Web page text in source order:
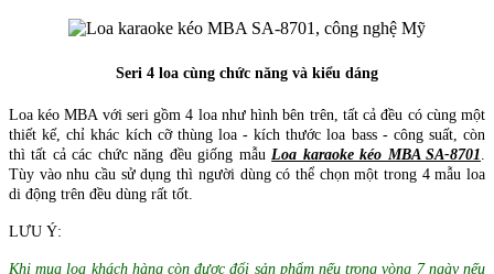
Seri 4 loa cùng chức năng và kiểu dáng
Loa kéo MBA với seri gồm 4 loa như hình bên trên, tất cả đều có cùng một
thiết kế, chỉ khác kích cỡ thùng loa - kích thước loa bass - công suất, còn
thì tất cả các chức năng đều giống mẫu Loa karaoke kéo MBA SA-8701
Tùy vào nhu cầu sử dụng thì người dùng có thể chọn một trong 4 mẫu loa
di động trên đều dùng rất tốt.
LƯU Ý:
Khi mua loa khách hàng còn được đổi sản phẩm nếu trong vòng 7 ngày nếu